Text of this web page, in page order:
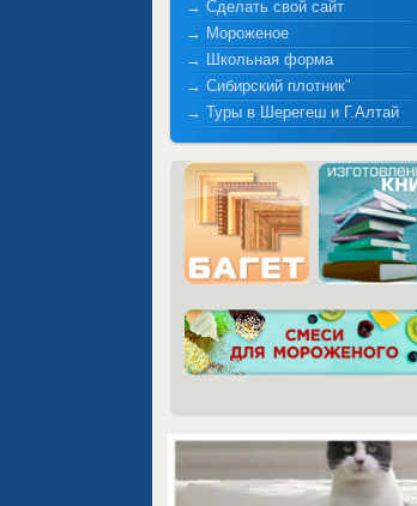
→ Сделать свой сайт
→ Мороженое
→ Школьная форма
→ Сибирский плотник"
→ Туры в Шерегеш и Г.Алтай